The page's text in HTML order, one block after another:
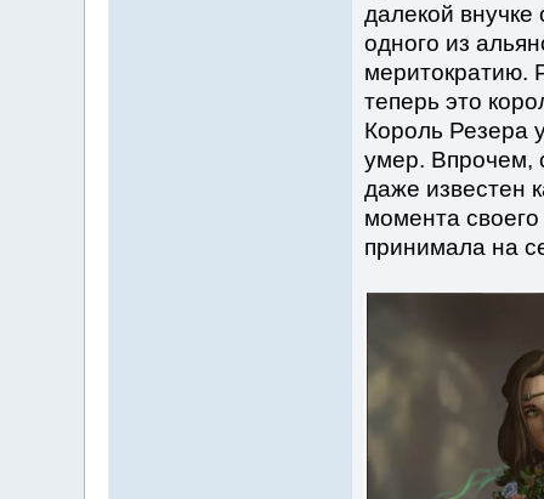
далекой внучке
одного из
меритократию.
теперь это
Король Резера
умер. Впрочем,
даже известен
момента
принимала на